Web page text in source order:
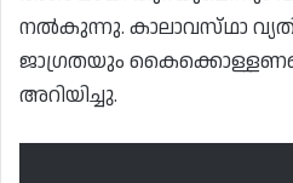
നൽകുന്നു. കാലാവസ്‌ഥാ
ജാഗ്രതയും
അറിയിച്ചു.